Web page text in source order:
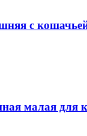
с
малая для